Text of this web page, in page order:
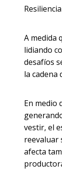
A medida
lidiando
desafíos
la cadena
En medio
vestir, el
reevaluar
afecta